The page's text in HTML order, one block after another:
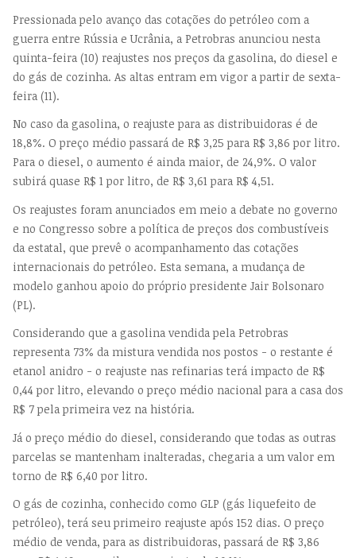
Pressionada pelo avanço das cotações do petróleo com a
guerra entre Rússia e Ucrânia, a Petrobras anunciou nesta
quinta-feira (10) reajustes nos preços da gasolina, do diesel e
do gás de cozinha. As altas entram em vigor a partir de sexta-
feira (11).
No caso da gasolina, o reajuste para as distribuidoras é de
18,8%. O preço médio passará de R$ 3,25 para R$ 3,86 por litro.
Para o diesel, o aumento é ainda maior, de 24,9%. O valor
subirá quase R$ 1 por litro, de R$ 3,61 para R$ 4,51.
Os reajustes foram anunciados em meio a debate no governo
e no Congresso sobre a política de preços dos combustíveis
da estatal, que prevê o acompanhamento das cotações
internacionais do petróleo. Esta semana, a mudança de
modelo ganhou apoio do próprio presidente Jair Bolsonaro
(PL).
Considerando que a gasolina vendida pela Petrobras
representa 73% da mistura vendida nos postos - o restante é
etanol anidro - o reajuste nas refinarias terá impacto de R$
0,44 por litro, elevando o preço médio nacional para a casa dos
R$ 7 pela primeira vez na história.
Já o preço médio do diesel, considerando que todas as outras
parcelas se mantenham inalteradas, chegaria a um valor em
torno de R$ 6,40 por litro.
O gás de cozinha, conhecido como GLP (gás liquefeito de
petróleo), terá seu primeiro reajuste após 152 dias. O preço
médio de venda, para as distribuidoras, passará de R$ 3,86